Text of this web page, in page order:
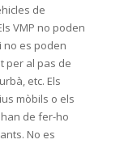
de
VMP no poden
no es poden
per al pas de
etc. Els
mòbils o els
de fer-ho
No es